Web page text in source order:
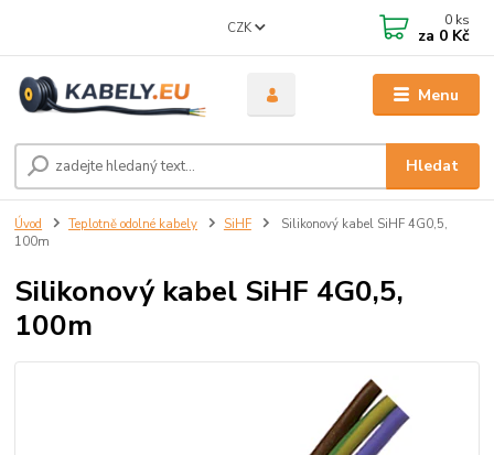
Menu
CZK
Hledat
0 ks
za 0 Kč
Úvod Teplotně odolné kabely SiHF
Silikonový kabel SiHF 4G0,5,
100m
Silikonový kabel SiHF 4G0,5,
100m